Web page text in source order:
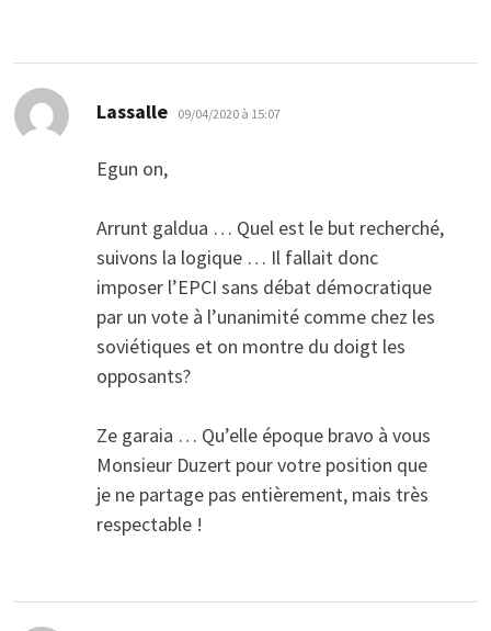
Lassalle dit :
09/04/2020 à 15:07
Egun on,
Arrunt galdua … Quel est le but recherché,
suivons la logique … Il fallait donc
imposer l’EPCI sans débat démocratique
par un vote à l’unanimité comme chez les
soviétiques et on montre du doigt les
opposants?
Ze garaia … Qu’elle époque bravo à vous
Monsieur Duzert pour votre position que
je ne partage pas entièrement, mais très
respectable !